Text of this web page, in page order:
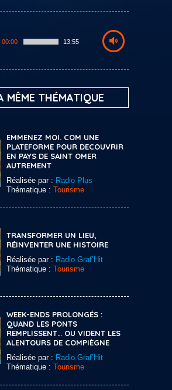
00:00 13:55
MÊME THÉMATIQUE
EMMENEZ MOI. COM UNE
PLATEFORME POUR DECOUVRIR
EN PAYS DE SAINT OMER
AUTREMENT
Réalisée par : Radio Plus
Thématique : Tourisme
TRANSFORMER UN LIEU,
RÉINVENTER UNE HISTOIRE
Réalisée par : Radio Graf’Hit
Thématique : Tourisme
WEEK-ENDS PROLONGÉS :
QUAND LES PONTS
REMPLISSENT… OU VIDENT LES
ALENTOURS DE COMPIÈGNE
Réalisée par : Radio Graf’Hit
Thématique : Tourisme